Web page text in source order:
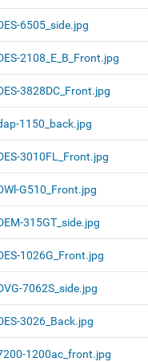
6505_side.jpg
2108_E_B_Front.jpg
3828DC_Front.jpg
1150_back.jpg
3010FL_Front.jpg
G510_Front.jpg
315GT_side.jpg
1026G_Front.jpg
7062S_side.jpg
3026_Back.jpg
1200ac_front.jpg